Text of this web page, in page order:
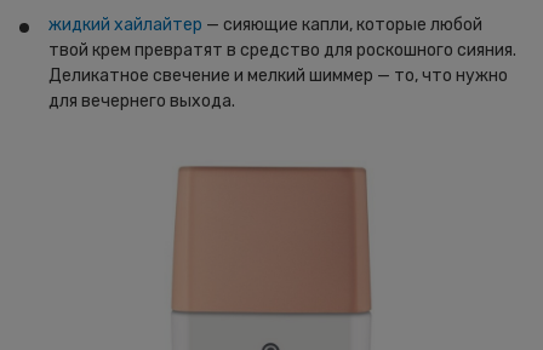
жидкий хайлайтер — сияющие капли, которые любой
твой крем превратят в средство для роскошного сияния.
Деликатное свечение и мелкий шиммер — то, что нужно
для вечернего выхода.